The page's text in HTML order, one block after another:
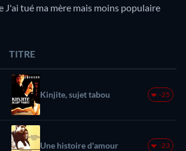
J'ai tué ma mère mais moins populaire
TITRE
Kinjite, sujet tabou -25
Une histoire d'amour -23